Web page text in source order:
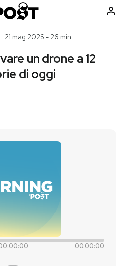
Auto
Moda
Ok Boomer!
Altrecose
Mondiali calcio 2026
21 mag 2026 - 26 min
un drone a 12
di oggi
00:00:00